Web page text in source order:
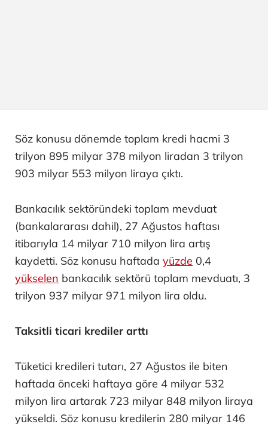
Söz konusu dönemde toplam kredi hacmi 3
trilyon 895 milyar 378 milyon liradan 3 trilyon
903 milyar 553 milyon liraya çıktı.
Bankacılık sektöründeki toplam mevduat
(bankalararası dahil), 27 Ağustos haftası
itibarıyla 14 milyar 710 milyon lira artış
kaydetti. Söz konusu haftada yüzde 0,4
yükselen bankacılık sektörü toplam mevduatı, 3
trilyon 937 milyar 971 milyon lira oldu.
Taksitli ticari krediler arttı
Tüketici kredileri tutarı, 27 Ağustos ile biten
haftada önceki haftaya göre 4 milyar 532
milyon lira artarak 723 milyar 848 milyon liraya
yükseldi. Söz konusu kredilerin 280 milyar 146